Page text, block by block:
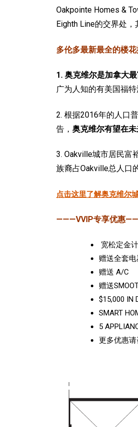
Oakpointe Homes &
Eighth Line的交界处
多伦多最新最全的楼
1. 奥克维尔是加拿大
广为人知的有美国福
2. 根据2016年的人口
告， 奥克维尔有望在
3. Oakville城市居民富
族裔占Oakville总人口
点击这里了解奥克维尔
———VVIP专享优惠
宽松定金
赠送全套电
赠送 A/C
赠送
$15,000 IN
SMART
5
更多优惠